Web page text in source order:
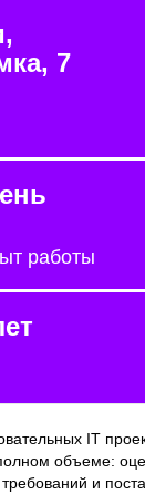
7
работы
IT
объеме:
и